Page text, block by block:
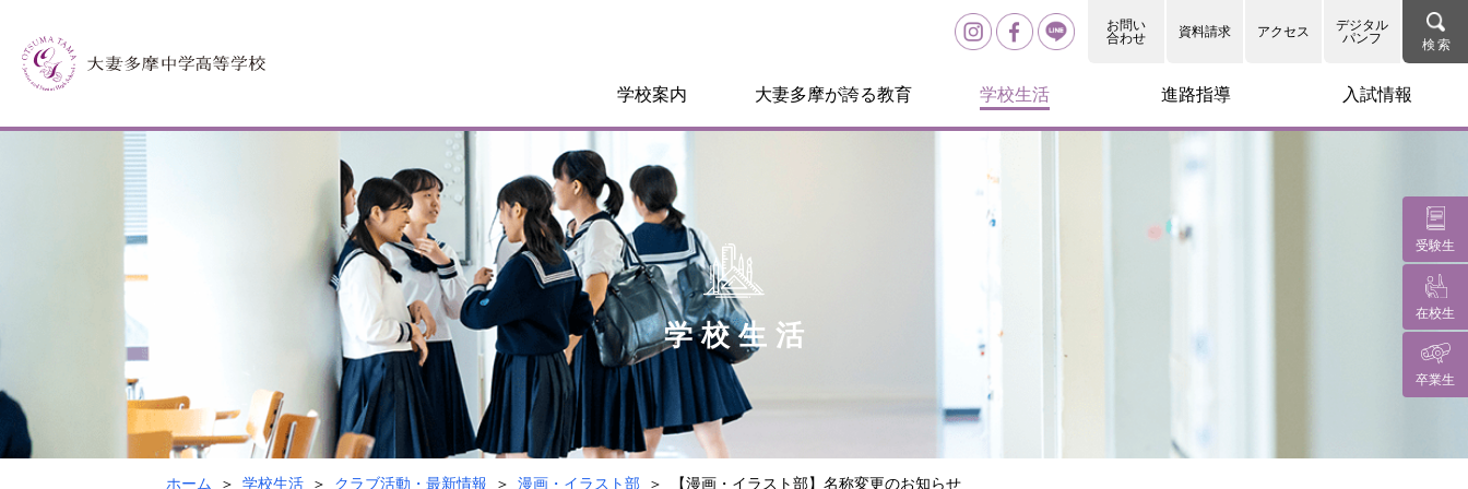
お問い
合わせ
資料請求 アクセス
デジタル
パンフ
学校案内 大妻多摩が誇る教育 学校生活 進路指導 入試情報
受験生
在校生
卒業生
学校生活
ホーム 学校生活 クラブ活動・最新情報 漫画・イラスト部 【漫画・イラスト部】名称変更のお知らせ